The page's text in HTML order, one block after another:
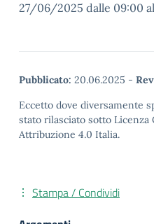
27/06/2025 dalle 09:00
Pubblicato: 20.06.2025 -
Eccetto dove diversamente
stato rilasciato sotto Licenza
Attribuzione 4.0 Italia.
Stampa / Condividi